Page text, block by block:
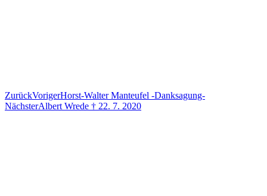
ZurückVorigerHorst-Walter Manteufel -Danksagung-
NächsterAlbert Wrede † 22. 7. 2020